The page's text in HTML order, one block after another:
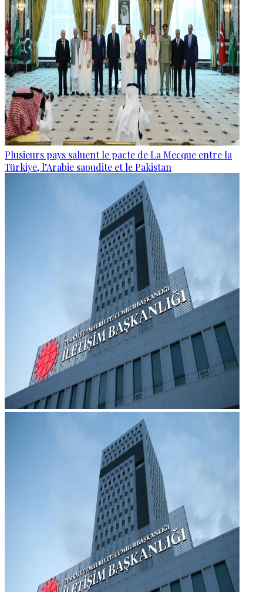
Plusieurs pays saluent le pacte de La Mecque entre la
Türkiye, l’Arabie saoudite et le Pakistan